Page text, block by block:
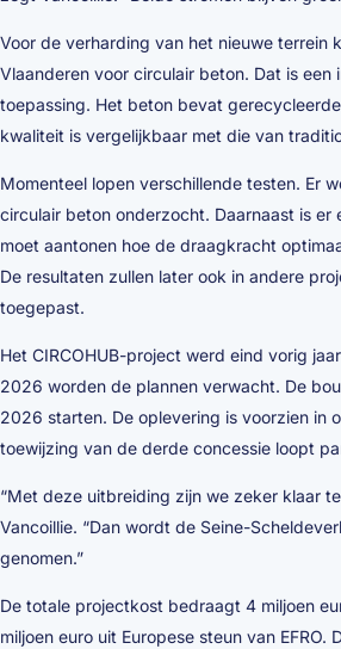
Voor de verharding van het nieuwe terrein
Vlaanderen voor circulair beton. Dat is een
toepassing. Het beton bevat
kwaliteit is vergelijkbaar met die van
Momenteel lopen verschillende testen. Er
circulair beton onderzocht. Daarnaast is er
moet aantonen hoe de draagkracht
De resultaten zullen later ook in andere
toegepast.
Het CIRCOHUB-project werd eind vorig
2026 worden de plannen verwacht. De
2026 starten. De oplevering is voorzien in
toewijzing van de derde concessie loopt
“Met deze uitbreiding zijn we zeker klaar
Vancoillie. “Dan wordt de Seine-
genomen.”
De totale projectkost bedraagt 4 miljoen
miljoen euro uit Europese steun van EFRO.